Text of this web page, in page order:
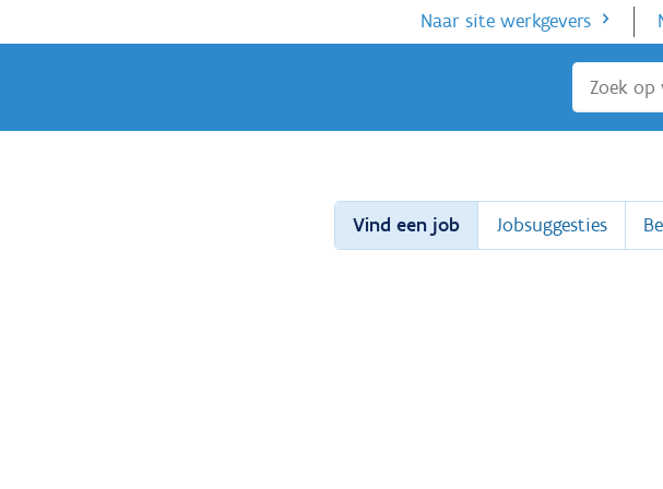
Naar site werkgevers
Sluiten
Vind een job Jobsuggesties